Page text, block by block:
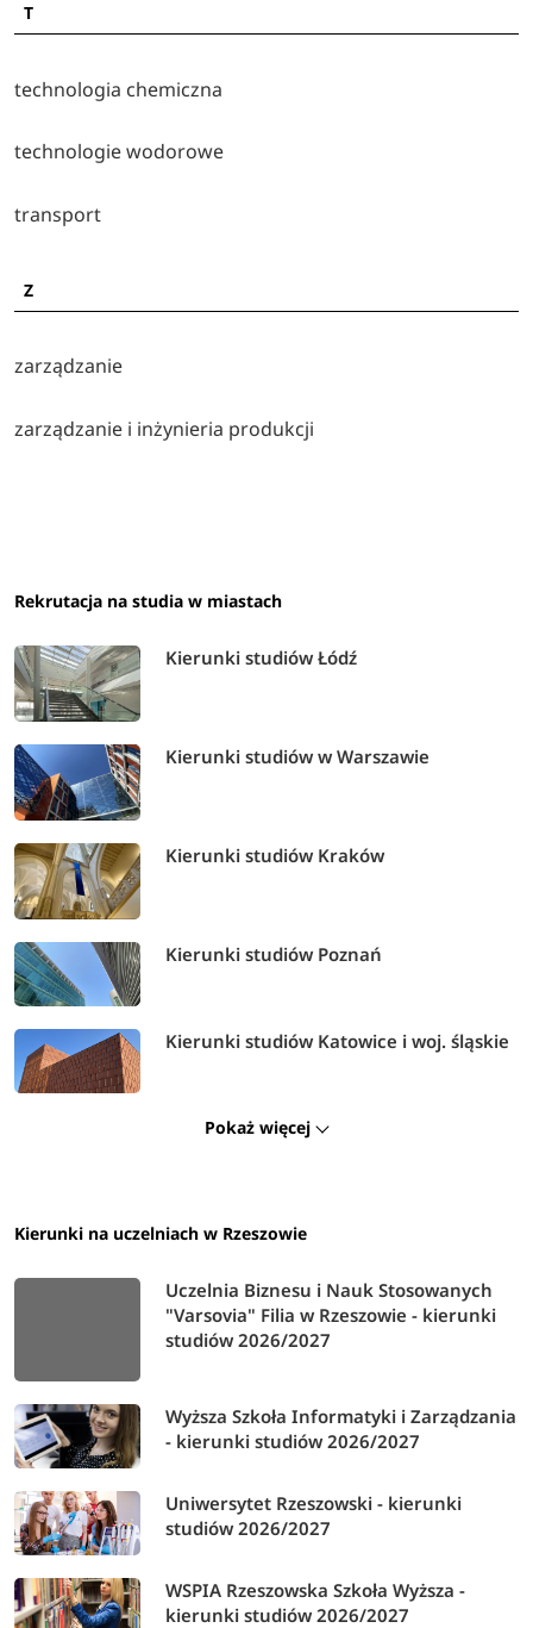
T
technologia chemiczna
technologie wodorowe
transport
Z
zarządzanie
zarządzanie i inżynieria produkcji
Rekrutacja na studia w miastach
Kierunki studiów Łódź
Kierunki studiów w Warszawie
Kierunki studiów Kraków
Kierunki studiów Poznań
Kierunki studiów Katowice i woj. śląskie
Pokaż więcej
Kierunki na uczelniach w Rzeszowie
Uczelnia Biznesu i Nauk Stosowanych
"Varsovia" Filia w Rzeszowie - kierunki
studiów 2026/2027
Wyższa Szkoła Informatyki i Zarządzania
- kierunki studiów 2026/2027
Uniwersytet Rzeszowski - kierunki
studiów 2026/2027
WSPIA Rzeszowska Szkoła Wyższa -
kierunki studiów 2026/2027